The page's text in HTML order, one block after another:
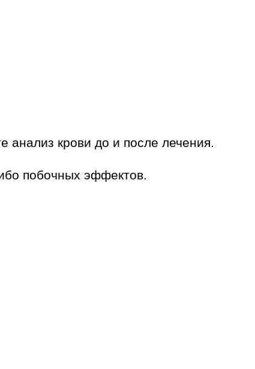
анализ крови до и после лечения.
побочных эффектов.